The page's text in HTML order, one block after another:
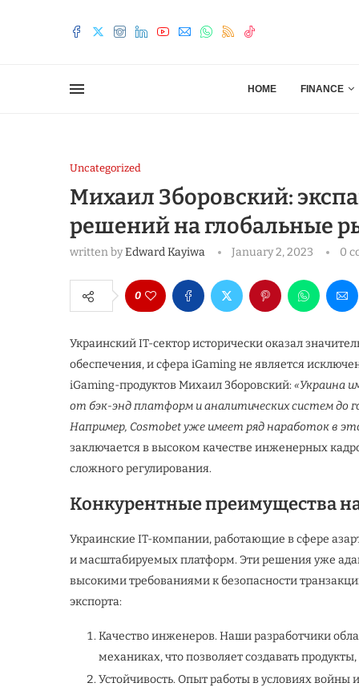
HOME FINANCE
Uncategorized
Михаил Зборовский:
решений на глобальные
written byEdward Kayiwa January 2, 2023 0
0
Украинский IT-сектор исторически оказал
обеспечения, и сфера iGaming не является
iGaming-продуктов Михаил Зборовский: «Украина
от бэк-энд платформ и аналитических систем до
Например, Cosmobet уже имеет ряд наработок в
заключается в высоком качестве инженерных
сложного регулирования.
Конкурентные преимущества
Украинские IT-компании, работающие в сфере
и масштабируемых платформ. Эти решения уже
высокими требованиями к безопасности
экспорта:
Качество инженеров. Наши разработчики
механиках, что позволяет создавать
Устойчивость. Опыт работы в условиях войны